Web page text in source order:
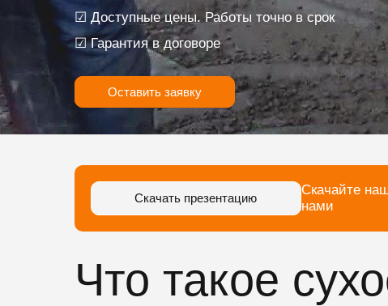
☑ Доступные цены. Работы точно в срок
☑ Гарантия в договоре
Оставить заявку
Скачать презентацию
Скачайте
нами
Что такое